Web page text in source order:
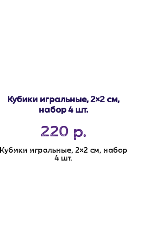
Кубики игральные, 2×2 см,
набор 4 шт.
220 р.
Кубики игральные, 2×2 см, набор
4 шт.